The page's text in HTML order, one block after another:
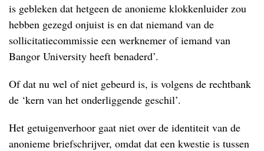
is gebleken dat hetgeen de anonieme klokkenluider zou
hebben gezegd onjuist is en dat niemand van de
sollicitatiecommissie een werknemer of iemand van
Bangor University heeft benaderd’.
Of dat nu wel of niet gebeurd is, is volgens de rechtbank
de ‘kern van het onderliggende geschil’.
Het getuigenverhoor gaat niet over de identiteit van de
anonieme briefschrijver, omdat dat een kwestie is tussen